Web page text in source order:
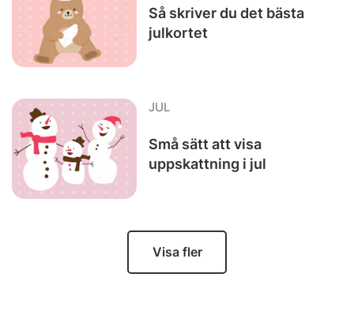
Så skriver du det bästa
julkortet
JUL
Små sätt att visa
uppskattning i jul
Visa fler